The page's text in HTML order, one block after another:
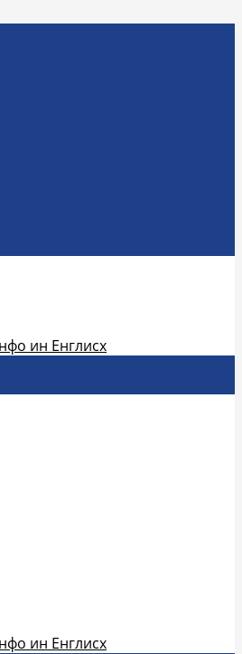
ин Енглисх
ин Енглисх